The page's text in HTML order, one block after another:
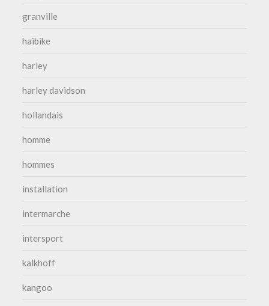
granville
haibike
harley
harley davidson
hollandais
homme
hommes
installation
intermarche
intersport
kalkhoff
kangoo